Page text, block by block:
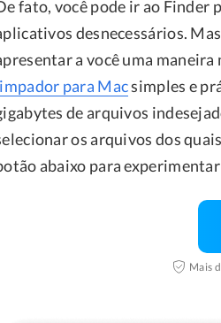
fato, você pode ir ao Finder
desnecessários.
a você uma
para Macsimples e
de arquivos
os arquivos dos
abaixo para
Mais